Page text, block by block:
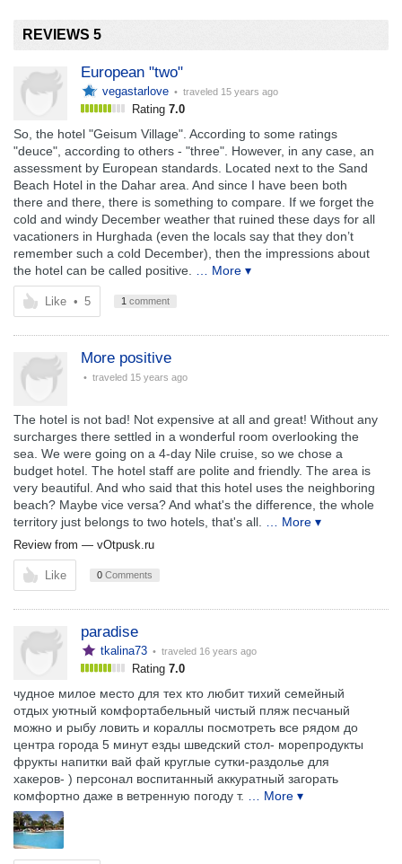
REVIEWS 5
European "two"
vegastarlove • traveled 15 years ago
Rating 7.0
So, the hotel "Geisum Village". According to some ratings
"deuce", according to others - "three". However, in any case, an
assessment by European standards. Located next to the Sand
Beach Hotel in the Dahar area. And since I have been both
there and there, there is something to compare. If we forget the
cold and windy December weather that ruined these days for all
vacationers in Hurghada (even the locals say that they don’t
remember such a cold December), then the impressions about
the hotel can be called positive.
… More ▾
Like • 5 1 comment
More positive
• traveled 15 years ago
The hotel is not bad! Not expensive at all and great! Without any
surcharges there settled in a wonderful room overlooking the
sea. We were going on a 4-day Nile cruise, so we chose a
budget hotel. The hotel staff are polite and friendly. The area is
very beautiful. And who said that this hotel uses the neighboring
beach? Maybe vice versa? And what's the difference, the whole
territory just belongs to two hotels, that's all.
… More ▾
Review from — vOtpusk.ru
Like 0 Comments
paradise
tkalina73 • traveled 16 years ago
Rating 7.0
чудное милое место для тех кто любит тихий семейный
отдых уютный комфортабельный чистый пляж песчаный
можно и рыбу ловить и кораллы посмотреть все рядом до
центра города 5 минут езды шведский стол- морепродукты
фрукты напитки вай фай круглые сутки-раздолье для
хакеров- ) персонал воспитанный аккуратный загорать
комфортно даже в ветренную погоду т.
… More ▾